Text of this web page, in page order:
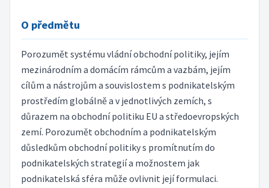
O předmětu
Porozumět systému vládní obchodní politiky, jejím
mezinárodním a domácím rámcům a vazbám, jejím
cílům a nástrojům a souvislostem s podnikatelským
prostředím globálně a v jednotlivých zemích, s
důrazem na obchodní politiku EU a středoevropských
zemí. Porozumět obchodním a podnikatelským
důsledkům obchodní politiky s promítnutím do
podnikatelských strategií a možnostem jak
podnikatelská sféra může ovlivnit její formulaci.